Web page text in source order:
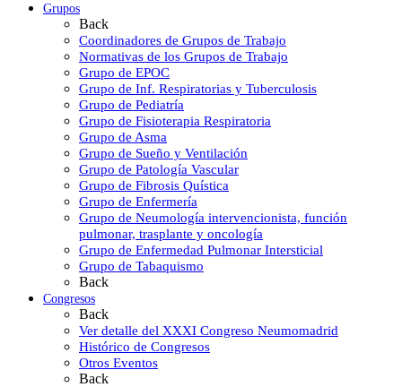
Grupos
Back
Coordinadores de Grupos de Trabajo
Normativas de los Grupos de Trabajo
Grupo de EPOC
Grupo de Inf. Respiratorias y Tuberculosis
Grupo de Pediatría
Grupo de Fisioterapia Respiratoria
Grupo de Asma
Grupo de Sueño y Ventilación
Grupo de Patología Vascular
Grupo de Fibrosis Quística
Grupo de Enfermería
Grupo de Neumología intervencionista, función
pulmonar, trasplante y oncología
Grupo de Enfermedad Pulmonar Intersticial
Grupo de Tabaquismo
Back
Congresos
Back
Ver detalle del XXXI Congreso Neumomadrid
Histórico de Congresos
Otros Eventos
Back